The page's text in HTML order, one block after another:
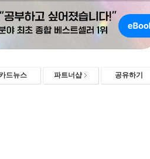
드뉴스 파트너샵 공유하기